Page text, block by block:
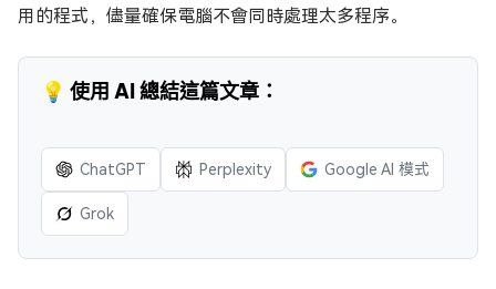
用的程式，儘量確保電腦不會同時處理太多程序。
💡 使用 AI 總結這篇文章：
ChatGPT Perplexity Google AI 模式
Grok